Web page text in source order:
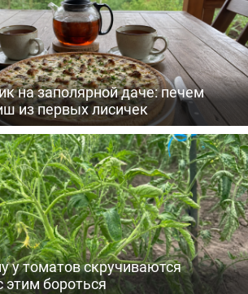
на заполярной даче: печем
из первых лисичек
у томатов скручиваются
этим бороться